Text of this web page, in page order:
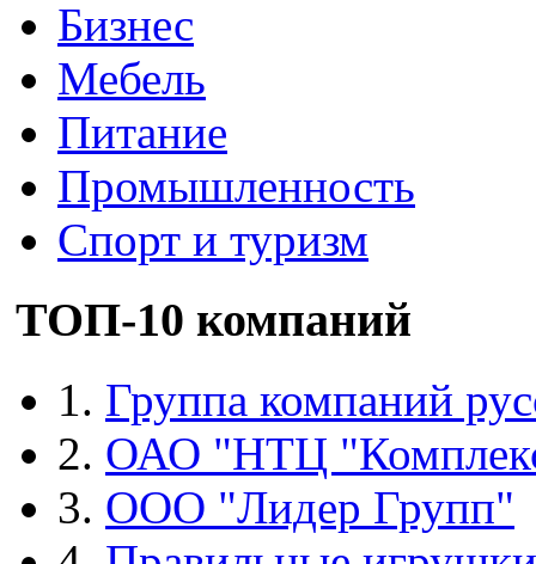
Бизнес
Мебель
Питание
Промышленность
Спорт и туризм
ТОП-10 компаний
1. Группа компаний
2. ОАО "НТЦ
3. ООО "Лидер Групп"